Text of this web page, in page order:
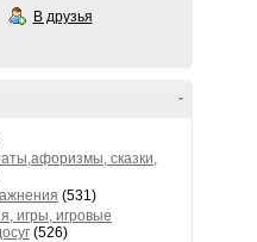
В друзья
-
сказки,
(531)
игры, игровые
(526)